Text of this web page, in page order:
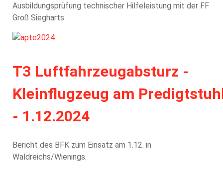
Ausbildungsprüfung technischer Hilfeleistung mit der FF
Groß Siegharts
T3 Luftfahrzeugabsturz -
Kleinflugzeug am
- 1.12.2024
Bericht des BFK zum Einsatz am 1.12. in
Waldreichs/Wienings.